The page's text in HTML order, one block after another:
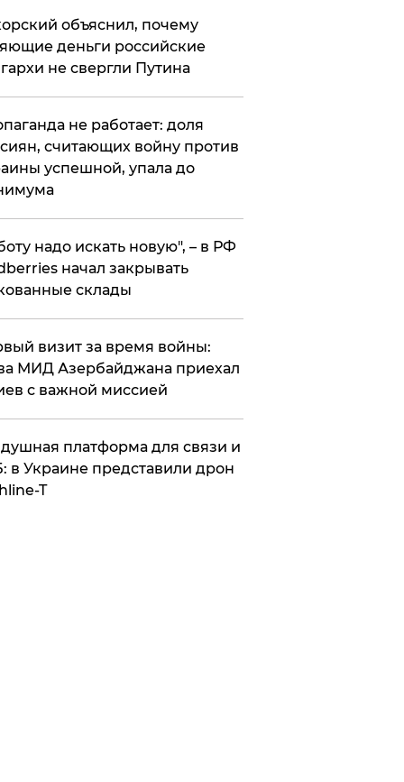
объяснил, почему
деньги российские
не свергли Путина
не работает: доля
считающих войну против
успешной, упала до
надо искать новую", – в РФ
начал закрывать
склады
визит за время войны:
МИД Азербайджана приехал
с важной миссией
платформа для связи и
в Украине представили дрон
T